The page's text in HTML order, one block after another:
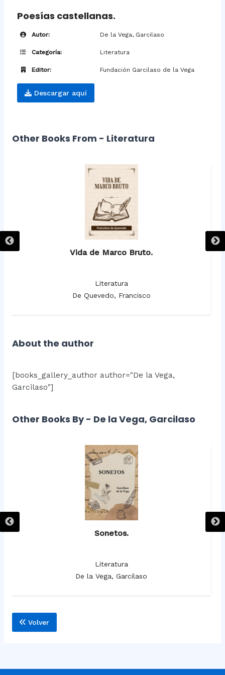
Poesías castellanas.
Autor: De la Vega, Garcilaso
Categoría: Literatura
Editor: Fundación Garcilaso de la Vega
Descargar aquí
Other Books From - Literatura
Vida de Marco Bruto.
Literatura
De Quevedo, Francisco
About the author
[books_gallery_author author="De la Vega,
Garcilaso"]
Other Books By - De la Vega, Garcilaso
Sonetos.
Literatura
De la Vega, Garcilaso
Volver